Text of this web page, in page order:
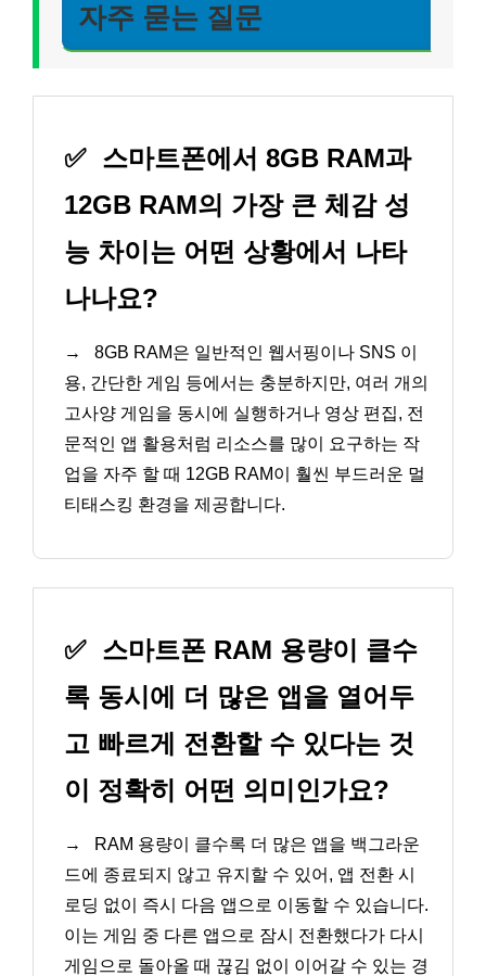
자주 묻는 질문
✅ 스마트폰에서 8GB RAM과
12GB RAM의 가장 큰 체감 성
능 차이는 어떤 상황에서 나타
나나요?
→
8GB RAM은 일반적인 웹서핑이나 SNS 이
용, 간단한 게임 등에서는 충분하지만, 여러 개의
고사양 게임을 동시에 실행하거나 영상 편집, 전
문적인 앱 활용처럼 리소스를 많이 요구하는 작
업을 자주 할 때 12GB RAM이 훨씬 부드러운 멀
티태스킹 환경을 제공합니다.
✅ 스마트폰 RAM 용량이 클수
록 동시에 더 많은 앱을 열어두
고 빠르게 전환할 수 있다는 것
이 정확히 어떤 의미인가요?
→
RAM 용량이 클수록 더 많은 앱을 백그라운
드에 종료되지 않고 유지할 수 있어, 앱 전환 시
로딩 없이 즉시 다음 앱으로 이동할 수 있습니다.
이는 게임 중 다른 앱으로 잠시 전환했다가 다시
게임으로 돌아올 때 끊김 없이 이어갈 수 있는 경